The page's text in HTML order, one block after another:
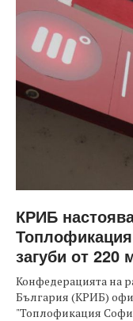
КРИБ
загуби от 220
Конфедерацията на
България (КРИБ)
"Топлофикация